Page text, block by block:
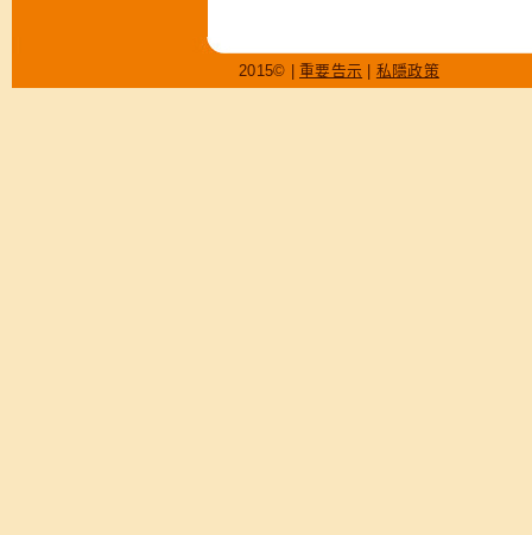
2015© |重要告示 私隱政策